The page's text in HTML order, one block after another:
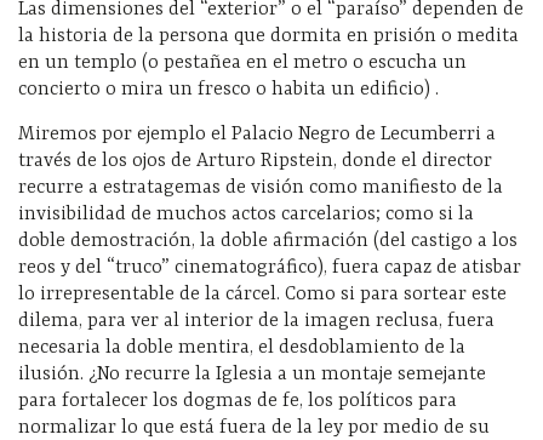
Las dimensiones del “exterior” o el “paraíso” dependen de
la historia de la persona que dormita en prisión o medita
en un templo (o pestañea en el metro o escucha un
concierto o mira un fresco o habita un edificio) .
Miremos por ejemplo el Palacio Negro de Lecumberri a
través de los ojos de Arturo Ripstein, donde el director
recurre a estratagemas de visión como manifiesto de la
invisibilidad de muchos actos carcelarios; como si la
doble demostración, la doble afirmación (del castigo a los
reos y del “truco” cinematográfico), fuera capaz de atisbar
lo irrepresentable de la cárcel. Como si para sortear este
dilema, para ver al interior de la imagen reclusa, fuera
necesaria la doble mentira, el desdoblamiento de la
ilusión. ¿No recurre la Iglesia a un montaje semejante
para fortalecer los dogmas de fe, los políticos para
normalizar lo que está fuera de la ley por medio de su